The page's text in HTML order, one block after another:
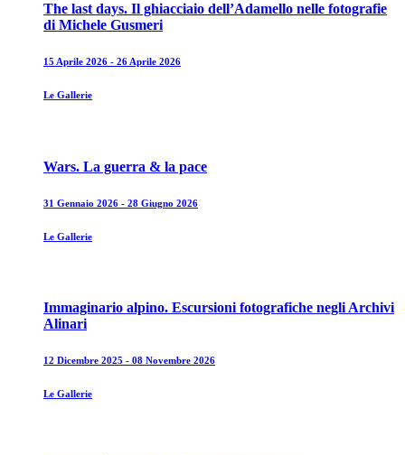
The last days. Il ghiacciaio dell’Adamello nelle fotografie
di Michele Gusmeri
15 Aprile 2026 - 26 Aprile 2026
Le Gallerie
Wars. La guerra & la pace
31 Gennaio 2026 - 28 Giugno 2026
Le Gallerie
Immaginario alpino. Escursioni fotografiche negli Archivi
Alinari
12 Dicembre 2025 - 08 Novembre 2026
Le Gallerie